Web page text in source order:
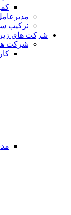
ترکیب
شرکت های
شرکت